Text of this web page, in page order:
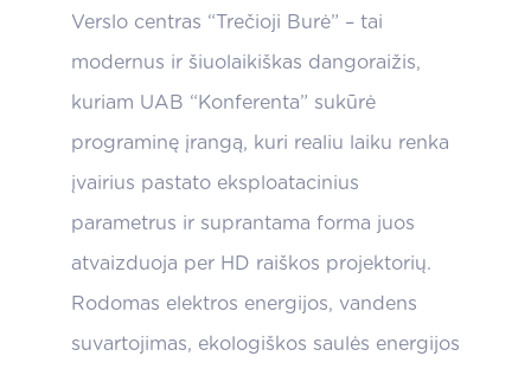
Verslo centras “Trečioji Burė” – tai
modernus ir šiuolaikiškas dangoraižis,
kuriam UAB “Konferenta” sukūrė
programinę įrangą, kuri realiu laiku renka
įvairius pastato eksploatacinius
parametrus ir suprantama forma juos
atvaizduoja per HD raiškos projektorių.
Rodomas elektros energijos, vandens
suvartojimas, ekologiškos saulės energijos